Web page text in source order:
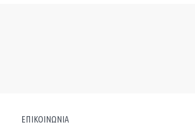
ΕΠΙΚΟΙΝΩΝΙΑ